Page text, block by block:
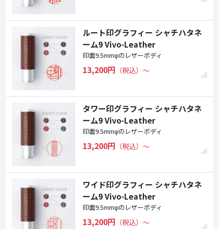
ルート印グラフィー シャチハタネ
ーム9 Vivo-Leather
印面9.5mmφのレザーボディ
13,200円 （税込）〜
タワー印グラフィー シャチハタネ
ーム9 Vivo-Leather
印面9.5mmφのレザーボディ
13,200円 （税込）〜
ワイド印グラフィー シャチハタネ
ーム9 Vivo-Leather
印面9.5mmφのレザーボディ
13,200円 （税込）〜